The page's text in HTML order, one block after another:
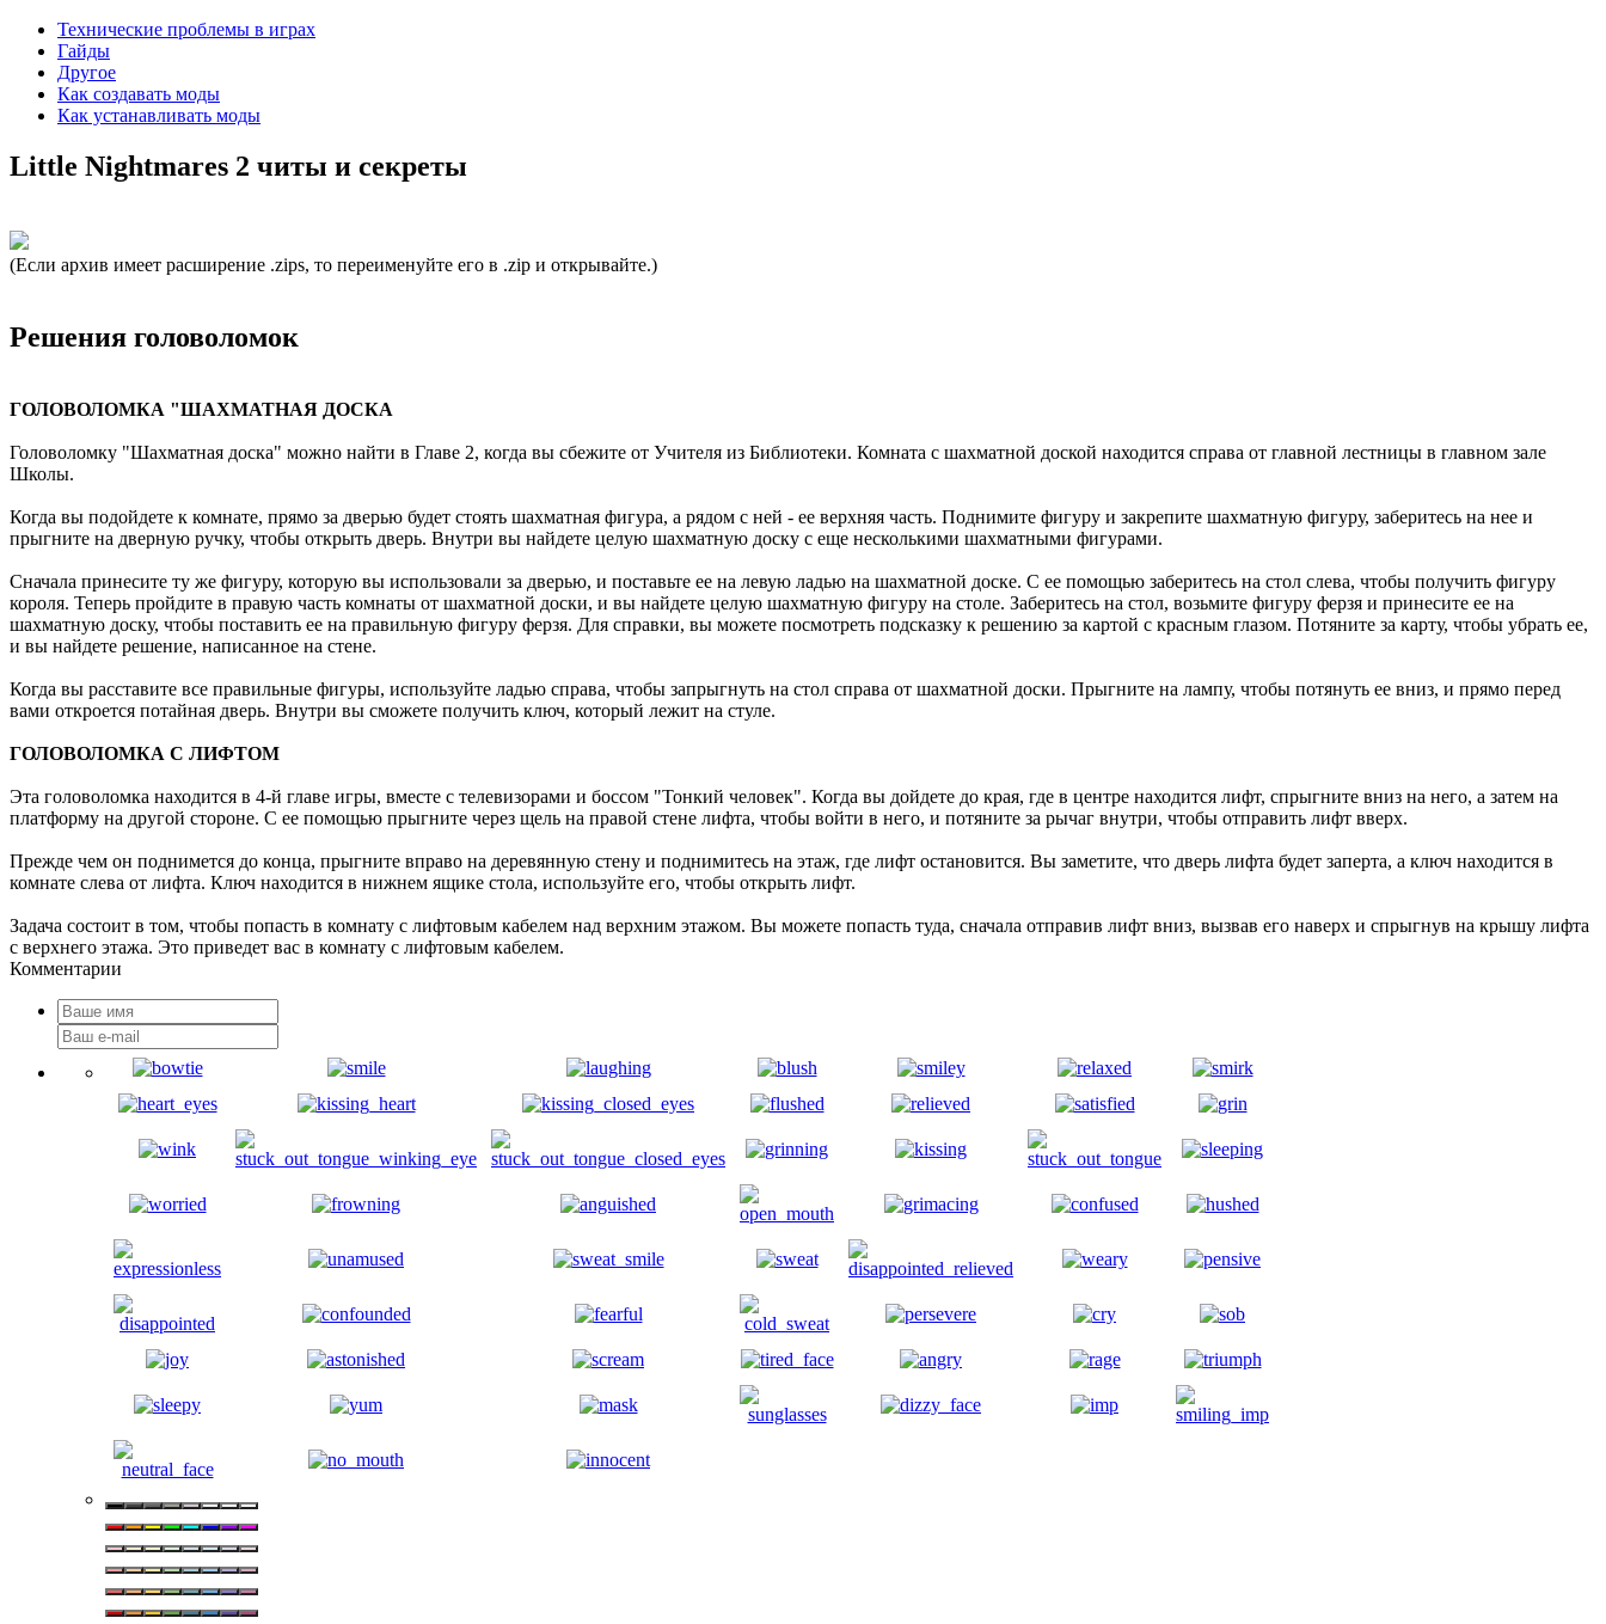
Технические проблемы в играх
Гайды
Другое
Как создавать моды
Как устанавливать моды
Little Nightmares 2 читы и секреты
(Если архив имеет расширение .zips, то переименуйте его в .zip и открывайте.)
Решения головоломок
ГОЛОВОЛОМКА "ШАХМАТНАЯ ДОСКА
Головоломку "Шахматная доска" можно найти в Главе 2, когда вы сбежите от Учителя из Библиотеки. Комната с шахматной доской находится справа от главной лестницы в главном зале
Школы.
Когда вы подойдете к комнате, прямо за дверью будет стоять шахматная фигура, а рядом с ней - ее верхняя часть. Поднимите фигуру и закрепите шахматную фигуру, заберитесь на нее и
прыгните на дверную ручку, чтобы открыть дверь. Внутри вы найдете целую шахматную доску с еще несколькими шахматными фигурами.
Сначала принесите ту же фигуру, которую вы использовали за дверью, и поставьте ее на левую ладью на шахматной доске. С ее помощью заберитесь на стол слева, чтобы получить фигуру
короля. Теперь пройдите в правую часть комнаты от шахматной доски, и вы найдете целую шахматную фигуру на столе. Заберитесь на стол, возьмите фигуру ферзя и принесите ее на
шахматную доску, чтобы поставить ее на правильную фигуру ферзя. Для справки, вы можете посмотреть подсказку к решению за картой с красным глазом. Потяните за карту, чтобы убрать ее,
и вы найдете решение, написанное на стене.
Когда вы расставите все правильные фигуры, используйте ладью справа, чтобы запрыгнуть на стол справа от шахматной доски. Прыгните на лампу, чтобы потянуть ее вниз, и прямо перед
вами откроется потайная дверь. Внутри вы сможете получить ключ, который лежит на стуле.
ГОЛОВОЛОМКА С ЛИФТОМ
Эта головоломка находится в 4-й главе игры, вместе с телевизорами и боссом "Тонкий человек". Когда вы дойдете до края, где в центре находится лифт, спрыгните вниз на него, а затем на
платформу на другой стороне. С ее помощью прыгните через щель на правой стене лифта, чтобы войти в него, и потяните за рычаг внутри, чтобы отправить лифт вверх.
Прежде чем он поднимется до конца, прыгните вправо на деревянную стену и поднимитесь на этаж, где лифт остановится. Вы заметите, что дверь лифта будет заперта, а ключ находится в
комнате слева от лифта. Ключ находится в нижнем ящике стола, используйте его, чтобы открыть лифт.
Задача состоит в том, чтобы попасть в комнату с лифтовым кабелем над верхним этажом. Вы можете попасть туда, сначала отправив лифт вниз, вызвав его наверх и спрыгнув на крышу лифта
с верхнего этажа. Это приведет вас в комнату с лифтовым кабелем.
Комментарии